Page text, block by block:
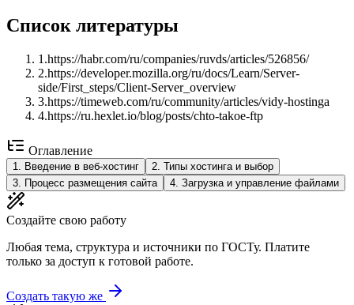
Список литературы
1 .https://habr.com/ru/companies/ruvds/articles/526856/
2.https://developer.mozilla.org/ru/docs/Learn/Server-
side/First_steps/Client-Server_overview
3.https://timeweb.com/ru/community/articles/vidy-hostinga
4.https://ru.hexlet.io/blog/posts/chto-takoe-ftp
Оглавление
1 Введение в веб-хостинг 2 Типы хостинга и выбор
3
Процесс размещения сайта 4 Загрузка и управление файлами
Создайте свою работу
Любая тема, структура и источники по ГОСТу. Платите
только за доступ к готовой работе.
Создать такую же